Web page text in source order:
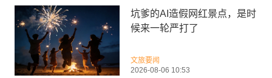
坑爹的AI造假网红景点，是时
候来一轮严打了
文旅要闻
2026-08-06 10:53